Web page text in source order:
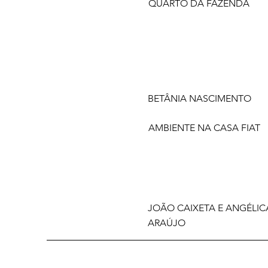
QUARTO DA FAZENDA
BETÂNIA NASCIMENTO
AMBIENTE NA CASA FIAT
JOÃO CAIXETA E
ARAÚJO